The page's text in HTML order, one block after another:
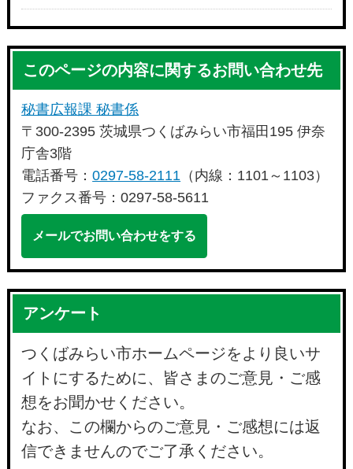
このページの内容に関するお問い合わせ先
秘書広報課 秘書係
〒300-2395 茨城県つくばみらい市福田195 伊奈
庁舎3階
電話番号：0297-58-2111 （内線：1101～1103）
ファクス番号：0297-58-5611
メールでお問い合わせをする
アンケート
つくばみらい市ホームページをより良いサ
イトにするために、皆さまのご意見・ご感
想をお聞かせください。
なお、この欄からのご意見・ご感想には返
信できませんのでご了承ください。